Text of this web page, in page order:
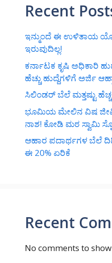
Recent
ಇನ್ಮುಂದೆ ಈ ಉಳಿತಾಯ
ಇರುವುದಿಲ್ಲ!
ಕರ್ನಾಟಕ ಕೃಷಿ ಅಧಿಕಾರಿ
ಹೆಚ್ಚು ಹುದ್ದೆಗಳಿಗೆ ಅರ್ಜಿ
ಸಿಲಿಂಡರ್‌ ಬೆಲೆ ಮತ್ತಷ್ಟು
ಭೂಮಿಯ ಮೇಲಿನ ವಿಷ
ನಾಶ! ಕೋಡಿ ಮಠ ಸ್ವಾಮಿ
ಆಹಾರ ಪದಾರ್ಥಗಳ ಬೆಲೆ
ಈ 20% ಏರಿಕೆ
Recent
No comments to